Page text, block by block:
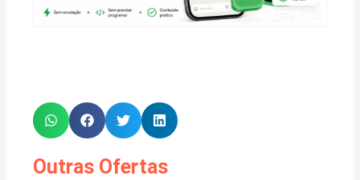
Outras Ofertas